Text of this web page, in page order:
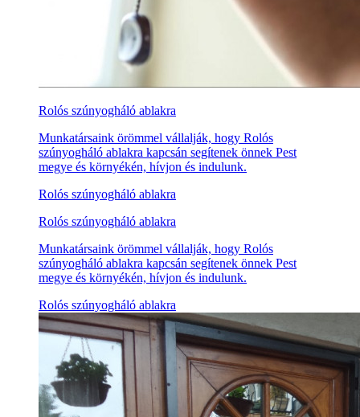
Rolós szúnyogháló ablakra
Munkatársaink örömmel vállalják, hogy Rolós
szúnyogháló ablakra kapcsán segítenek önnek Pest
megye és környékén, hívjon és indulunk.
Rolós szúnyogháló ablakra
Rolós szúnyogháló ablakra
Munkatársaink örömmel vállalják, hogy Rolós
szúnyogháló ablakra kapcsán segítenek önnek Pest
megye és környékén, hívjon és indulunk.
Rolós szúnyogháló ablakra